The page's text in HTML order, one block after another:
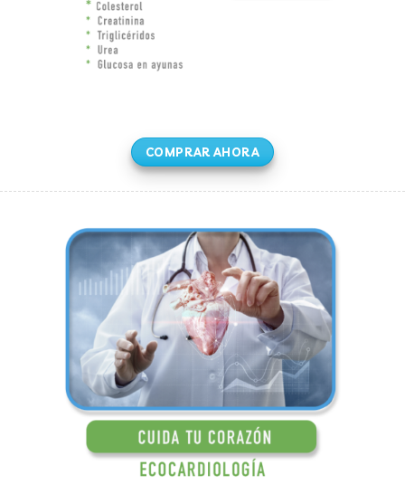
COMPRAR AHORA